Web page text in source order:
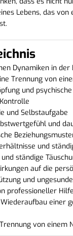
Lebens, das
Dynamiken in der
Trennung von
und
und Selbstaufgabe
und
und
ständige
auf die
und
professioneller
einer
von einem